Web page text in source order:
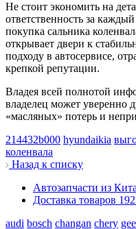
Не стоит экономить на
ответственность за
покупка сальника
открывает двери к
подходу в автосервисе,
крепкой репутации.
Владея всей полнотой
владелец может уверенно
«масляных» потерь и
214432b000 hyundaikia
коленвала
Назад к списку
Автозапчасти из
Доставка товаров
audi bosch changan chery